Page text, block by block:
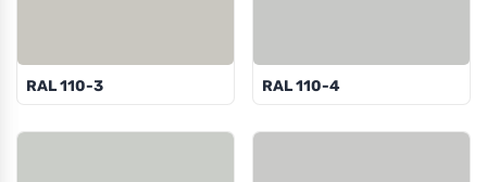
RAL 110-3 RAL 110-4